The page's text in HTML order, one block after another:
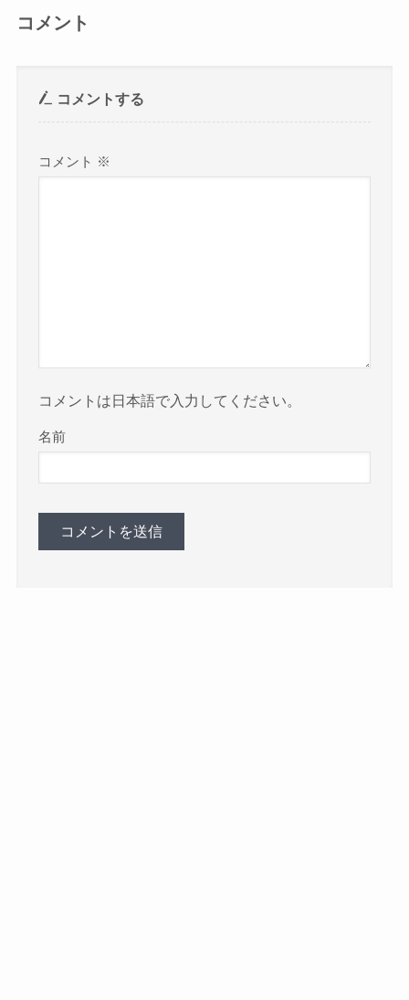
コメント
コメントする
コメント ※
コメントは日本語で入力してください。
名前